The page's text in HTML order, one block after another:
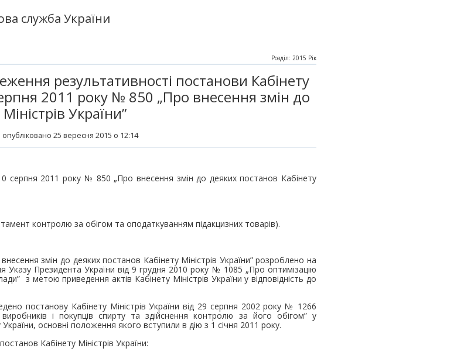
служба України
результативності постанови Кабінету
2011 року № 850 „Про внесення змін до
України”
опубліковано 25 вересня 2015 о 12:14
Розділ: 2015 Рік
серпня 2011 року № 850 „Про внесення змін до деяких постанов Кабінету
контролю за обігом та оподаткуванням підакцизних товарів).
змін до деяких постанов Кабінету Міністрів України” розроблено на
Указу Президента України від 9 грудня 2010 року № 1085 „Про оптимізацію
з метою приведення актів Кабінету Міністрів України у відповідність до
постанову Кабінету Міністрів України від 29 серпня 2002 року № 1266
і покупців спирту та здійснення контролю за його обігом” у
основні положення якого вступили в дію з 1 січня 2011 року.
Кабінету Міністрів України: